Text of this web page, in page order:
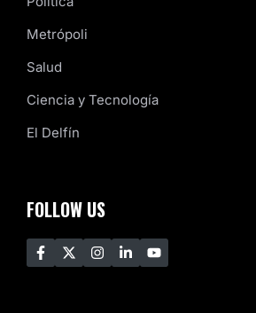
Metrópoli
Salud
Ciencia y Tecnología
El Delfín
FOLLOW US